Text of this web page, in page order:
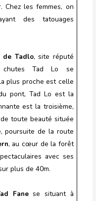
Chez les femmes, on
des tatouages
de Tadlo, site réputé
Tad Lo se
plus proche est celle
pont, Tad Lo est la
est la troisième,
toute beauté située
poursuite de la route
, au cœur de la forêt
avec ses
plus de 40m.
Fanese situant à